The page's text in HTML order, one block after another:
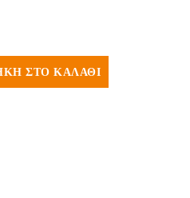
ΣΤΟ ΚΑΛΆΘΙ